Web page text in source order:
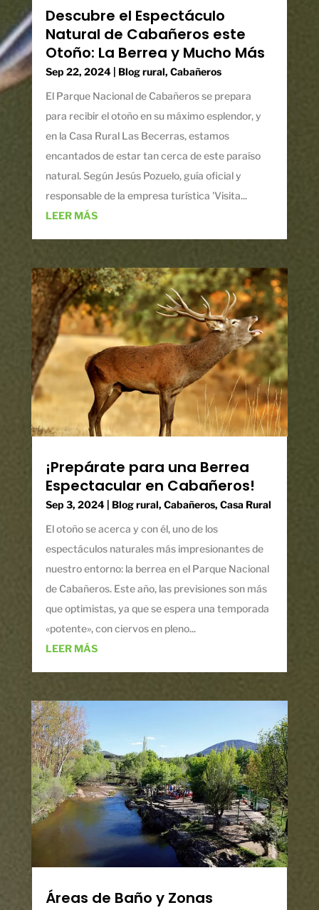
Descubre el Espectáculo
Natural de Cabañeros este
Otoño: La Berrea y Mucho Más
Sep 22, 2024| Blog rural, Cabañeros
El Parque Nacional de Cabañeros se prepara
para recibir el otoño en su máximo esplendor, y
en la Casa Rural Las Becerras, estamos
encantados de estar tan cerca de este paraíso
natural. Según Jesús Pozuelo, guía oficial y
responsable de la empresa turística 'Visita...
LEER MÁS
¡Prepárate para una Berrea
Espectacular en Cabañeros!
Sep 3, 2024| Blog rural, Cabañeros, Casa Rural
El otoño se acerca y con él, uno de los
espectáculos naturales más impresionantes de
nuestro entorno: la berrea en el Parque Nacional
de Cabañeros. Este año, las previsiones son más
que optimistas, ya que se espera una temporada
«potente», con ciervos en pleno...
LEER MÁS
Áreas de Baño y Zonas